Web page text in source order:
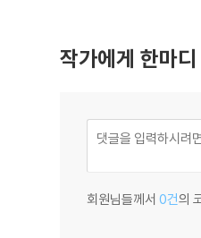
작가에게 한마디
회원님들께서 0건의